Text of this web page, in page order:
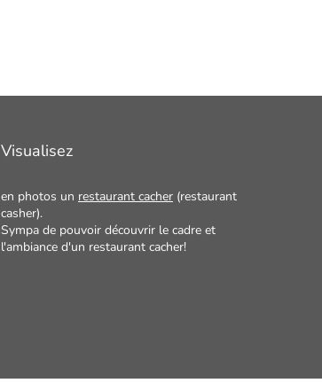
Visualisez
en photos un restaurant cacher (restaurant
casher).
Sympa de pouvoir découvrir le cadre et
l'ambiance d'un restaurant cacher!